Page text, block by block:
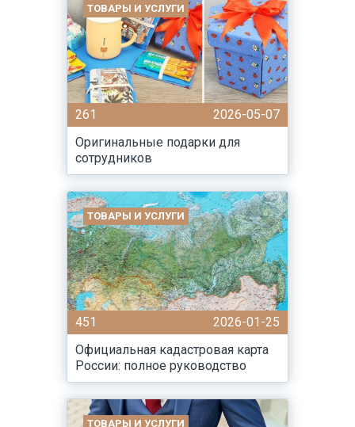
ТОВАРЫ И УСЛУГИ
261
2026-05-07
Оригинальные подарки для
сотрудников
ТОВАРЫ И УСЛУГИ
451
2026-01-25
Официальная кадастровая карта
России: полное руководство
ТОВАРЫ И УСЛУГИ